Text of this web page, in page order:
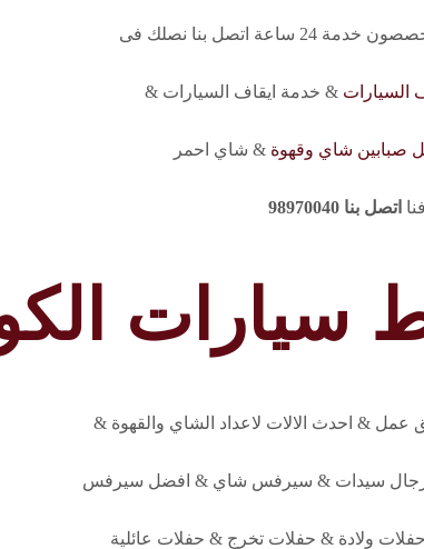
بنا نصلك فى
السيارات & خدمة ايقاف السيارات &
صبابين شاي وقهوة & شاي احمر
اتصل بنا 98970040
سيارات
عمل & احدث الالات لاعداد الشاي والقهوة &
رجال سيدات & سيرفس شاي & افضل سيرفس
ولادة & حفلات تخرج & حفلات عائلية